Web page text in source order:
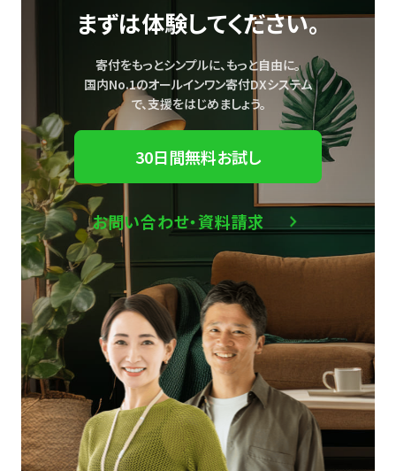
まずは体験してください。
寄付をもっとシンプルに、もっと自由に。
国内No.1のオールインワン寄付DXシステム
で、支援をはじめましょう。
30日間無料お試し
お問い合わせ・資料請求